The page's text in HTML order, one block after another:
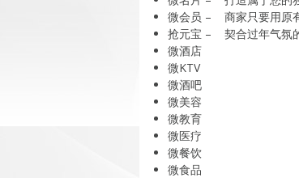
微会员 – 商家只要用原
抢元宝 – 契合过年气氛
微酒店
微KTV
微酒吧
微美容
微教育
微医疗
微餐饮
微食品